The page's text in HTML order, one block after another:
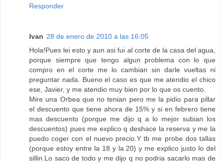
Responder
Ivan 28 de enero de 2010 a las 16:05
Hola!Pues lei esto y aun asi fui al corte de la casa del agua,
porque siempre que tengo algun problema con lo que
compro en el corte me lo cambian sin darle vueltas ni
preguntar nada. Bueno el caso es que me atendio el chico
ese, Javier, y me atendio muy bien por lo que os cuento.
Mire una Orbea que no tenian pero me la pidio para pillar
el descuento que tiene ahora de 15% y si en febrero tiene
mas descuento (porque me dijo q a lo mejor subian los
descuentos) pues me explico q deshace la reserva y me la
puedo coger con el nuevo precio.Y tb me probe dos tallas
(porque estoy entre la 18 y la 20) y me explico justo lo del
sillin.Lo saco de todo y me dijo q no podria sacarlo mas de